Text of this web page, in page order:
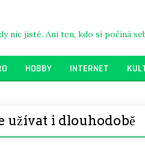
nic jisté. Ani ten, kdo si počíná
HOBBY INTERNET
užívat i dlouhodobě